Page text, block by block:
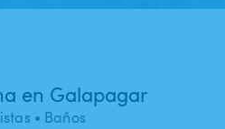
en Galapagar
• Baños